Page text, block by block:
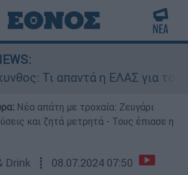
Τι απαντά η ΕΛΑΣ για τους 8
Νέα απάτη με τροχαία: Ζευγάρι
και ζητά μετρητά - Τους έπιασε η
Drink ┋ 08.07.2024 07:50